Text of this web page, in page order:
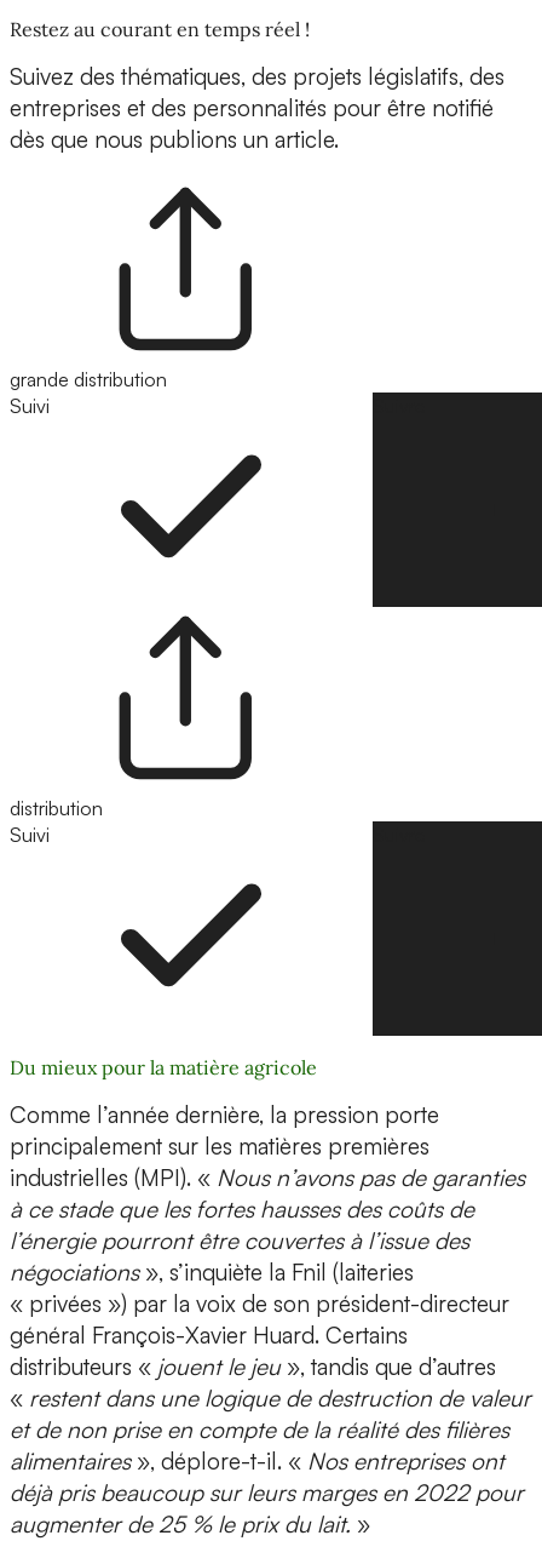
Restez au courant en temps réel !
Suivez des thématiques, des projets législatifs, des
entreprises et des personnalités pour être notifié
dès que nous publions un article.
grande distribution
Suivi
distribution
Suivi
Du mieux pour la matière agricole
Comme l’année dernière, la pression porte
principalement sur les matières premières
industrielles (MPI). « Nous n’avons pas de garanties
à ce stade que les fortes hausses des coûts de
l’énergie pourront être couvertes à l’issue des
négociations », s’inquiète la Fnil (laiteries
« privées ») par la voix de son président-directeur
général François-Xavier Huard. Certains
distributeurs « jouent le jeu», tandis que d’autres
« restent dans une logique de destruction de valeur
et de non prise en compte de la réalité des filières
alimentaires », déplore-t-il. « Nos entreprises ont
déjà pris beaucoup sur leurs marges en 2022 pour
augmenter de 25 % le prix du lait. »